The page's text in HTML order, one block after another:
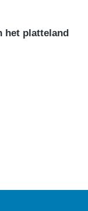
het platteland